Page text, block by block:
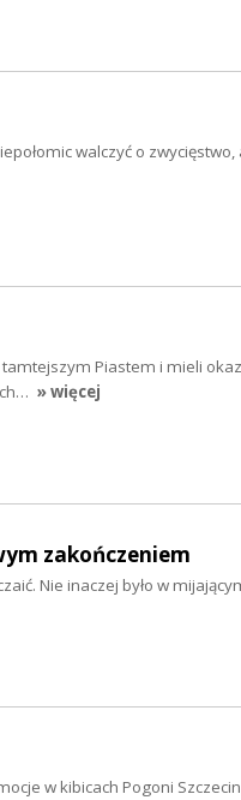
walczyć o
Piastem i mieli
» więcej
zakończeniem
Nie inaczej było w
w kibicach Pogoni